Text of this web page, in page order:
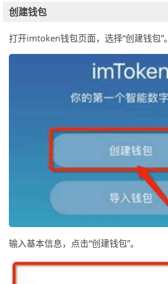
创建钱包
打开imtoken钱包页面，选择“创建钱包”。
输入基本信息，点击“创建钱包”。